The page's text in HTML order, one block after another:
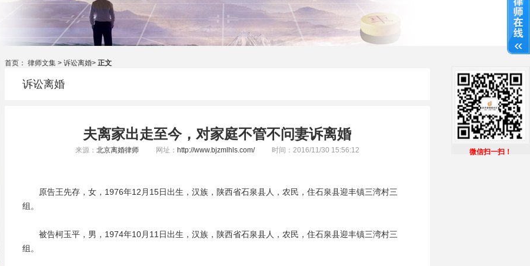
首页： 律师文集 > 诉讼离婚> 正文
诉讼离婚
夫离家出走至今，对家庭不管不问妻诉离婚
来源： 北京离婚律师 网址： http://www.bjzmlhls.com/ 时间：2016/11/30 15:56:12
原告王先存，女，1976年12月15日出生，汉族，陕西省石泉县人，农民，住石泉县迎丰镇三湾村三
组。
被告柯玉平，男，1974年10月11日出生，汉族，陕西省石泉县人，农民，住石泉县迎丰镇三湾村三
组。
微信扫一扫！